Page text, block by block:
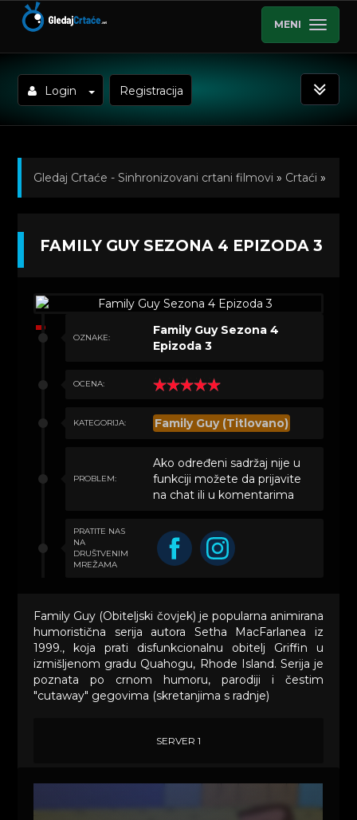
MENI
Login Registracija
Gledaj Crtaće - Sinhronizovani crtani filmovi » Crtaći »
FAMILY GUY SEZONA 4 EPIZODA 3
OZNAKE:
Family Guy Sezona 4
Epizoda 3
OCENA:
KATEGORIJA: Family Guy (Titlovano)
PROBLEM:
Ako određeni sadržaj nije u
funkciji možete da prijavite
na chat ili u komentarima
PRATITE NAS
NA
DRUŠTVENIM
MREŽAMA
Family Guy (Obiteljski čovjek) je popularna animirana
humoristična serija autora Setha MacFarlanea iz
1999., koja prati disfunkcionalnu obitelj Griffin u
izmišljenom gradu Quahogu, Rhode Island. Serija je
poznata po crnom humoru, parodiji i čestim
"cutaway" gegovima (skretanjima s radnje)
SERVER 1